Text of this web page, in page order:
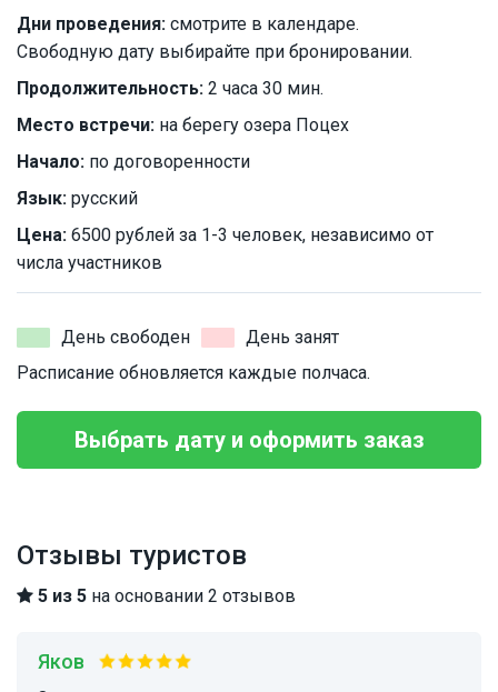
Дни проведения: смотрите в календаре.
Свободную дату выбирайте при бронировании.
Продолжительность: 2 часа 30 мин.
Место встречи: на берегу озера Поцех
Начало: по договоренности
Язык: русский
Цена: 6500 рублей за 1-3 человек, независимо от
числа участников
День свободен
День занят
Расписание обновляется каждые полчаса.
Выбрать дату и оформить заказ
Отзывы туристов
5 из 5 на основании 2 отзывов
Яков